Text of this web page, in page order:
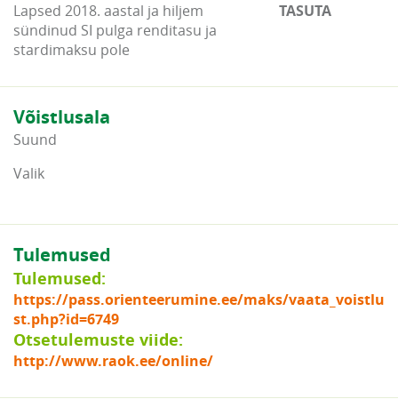
Lapsed 2018. aastal ja hiljem
sündinud SI pulga renditasu ja
stardimaksu pole
TASUTA
Võistlusala
Suund
Valik
Tulemused
Tulemused:
https://pass.orienteerumine.ee/maks/vaata_voistlu
st.php?id=6749
Otsetulemuste viide:
http://www.raok.ee/online/